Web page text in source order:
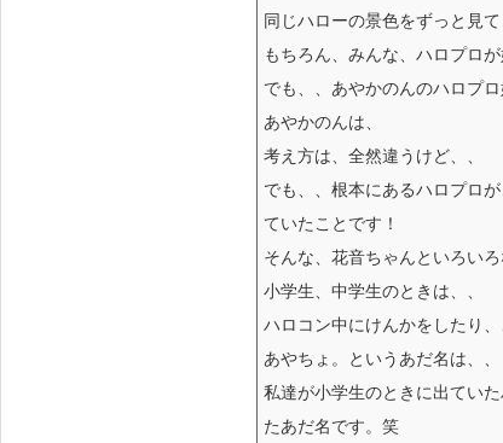
同じハローの景色をずっと見
もちろん、みんな、ハロプロ
でも、、あやかのんのハロプ
あやかのんは、
考え方は、全然違うけど、、
でも、、根本にあるハロプロ
ていたことです！
そんな、花音ちゃんといろい
小学生、中学生のときは、、
ハロコン中にけんかをしたり
あやちょ。というあだ名は、、
私達が小学生のときに出てい
たあだ名です。笑